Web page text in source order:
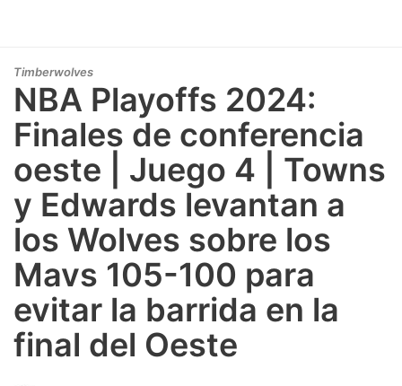
Timberwolves
NBA Playoffs 2024:
Finales de conferencia
oeste | Juego 4 | Towns
y Edwards levantan a
los Wolves sobre los
Mavs 105-100 para
evitar la barrida en la
final del Oeste